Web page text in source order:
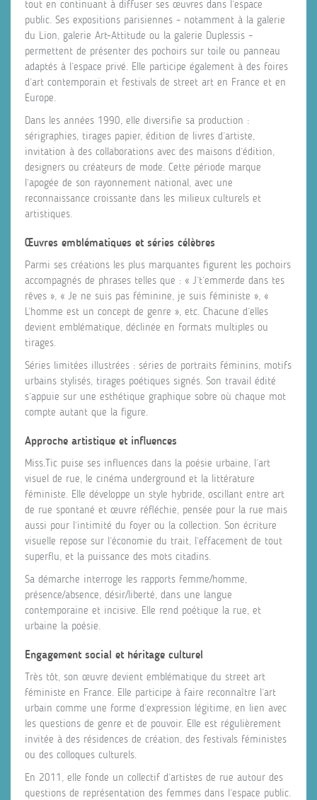
tout en continuant à diffuser ses œuvres dans l’espace
public. Ses expositions parisiennes – notamment à la galerie
du Lion, galerie Art-Attitude ou la galerie Duplessis –
permettent de présenter des pochoirs sur toile ou panneau
adaptés à l’espace privé. Elle participe également à des foires
d’art contemporain et festivals de street art en France et en
Europe.
Dans les années 1990, elle diversifie sa production :
sérigraphies, tirages papier, édition de livres d’artiste,
invitation à des collaborations avec des maisons d’édition,
designers ou créateurs de mode. Cette période marque
l’apogée de son rayonnement national, avec une
reconnaissance croissante dans les milieux culturels et
artistiques.
Œuvres emblématiques et séries célèbres
Parmi ses créations les plus marquantes figurent les pochoirs
accompagnés de phrases telles que : « J’t’emmerde dans tes
rêves », « Je ne suis pas féminine, je suis féministe », «
L’homme est un concept de genre », etc. Chacune d’elles
devient emblématique, déclinée en formats multiples ou
tirages.
Séries limitées illustrées : séries de portraits féminins, motifs
urbains stylisés, tirages poétiques signés. Son travail édité
s’appuie sur une esthétique graphique sobre où chaque mot
compte autant que la figure.
Approche artistique et influences
Miss.Tic puise ses influences dans la poésie urbaine, l’art
visuel de rue, le cinéma underground et la littérature
féministe. Elle développe un style hybride, oscillant entre art
de rue spontané et œuvre réfléchie, pensée pour la rue mais
aussi pour l’intimité du foyer ou la collection. Son écriture
visuelle repose sur l’économie du trait, l’effacement de tout
superflu, et la puissance des mots citadins.
Sa démarche interroge les rapports femme/homme,
présence/absence, désir/liberté, dans une langue
contemporaine et incisive. Elle rend poétique la rue, et
urbaine la poésie.
Engagement social et héritage culturel
Très tôt, son œuvre devient emblématique du street art
féministe en France. Elle participe à faire reconnaître l’art
urbain comme une forme d’expression légitime, en lien avec
les questions de genre et de pouvoir. Elle est régulièrement
invitée à des résidences de création, des festivals féministes
ou des colloques culturels.
En 2011, elle fonde un collectif d’artistes de rue autour des
questions de représentation des femmes dans l’espace public.